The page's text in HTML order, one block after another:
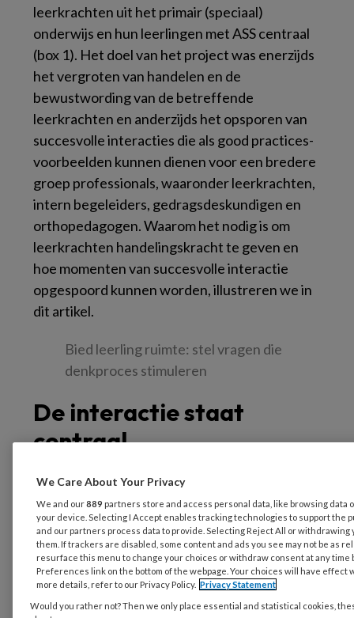
leerkrachten uit het primair (speciaal)
onderwijs en hun leerlingen met ASS centraal
(box 1). Het doel van het project was enerzijds
het vergroten van handelen en de
bewustwording van de betreffende
leerkrachten en anderzijds het opsporen van
succesvolle interacties die als good practices-
voorbeelden kunnen dienen voor een bredere
groep professionals, waaronder leerkrachten,
intern begeleiders, gedragsdeskundigen en
orthopedagogen. Waarom het nodig is om
leerkrachten handelingskracht te geven en
hoe momenten van succesvolle interactie
opgespoord kunnen worden, illustreren we in
dit artikel.
Bied leerling ruimte: stel vragen die
denkproces stimuleren
De interactie staat
centraal
DeWet passend onderwijs
doel ervoor te zorgen dat alle leerlingen een
goede onderwijsplek krijgen, ook leerlingen
met ASS. Leerlingen met ASS hebben
problemen op twee kerngebieden. Ten eerste
hebben zij moeite met sociale communicatie en
We Care About Your Privacy
We and our889 partners store and access personal data, like browsing data
your device. Selecting I Accept enables tracking technologies to support the
and our partners process data to provide. Selecting Reject All or
them. If trackers are disabled, some content and ads you see may not be as
resurface this menu to change your choices or withdraw consent at any time
Preferences link on the bottom of the webpage. Your choices will have effect
more details, refer to our Privacy Policy. Privacy Statement
Would you rather not? Then we only place essential and statistical cookies,